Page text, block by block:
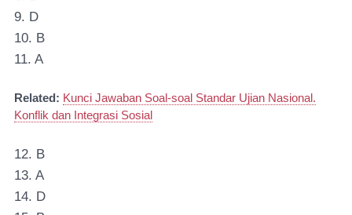
9. D
10. B
11. A
Related: Kunci Jawaban Soal-soal Standar Ujian Nasional.
Konflik dan Integrasi Sosial
12. B
13. A
14. D